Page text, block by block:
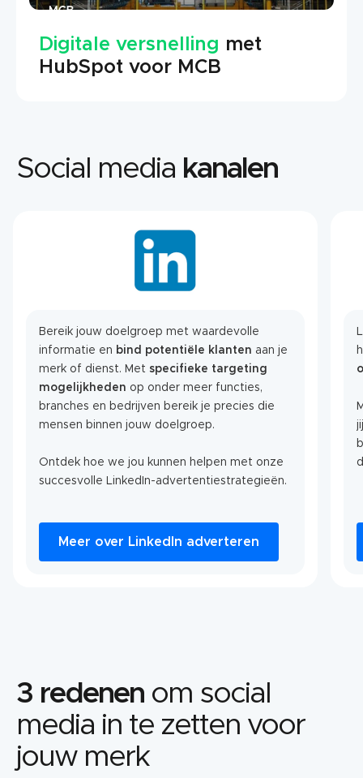
Digitale versnelling met
HubSpot voor MCB
Social media kanalen
Bereik jouw doelgroep met waardevolle
informatie en bind potentiële klanten aan je
merk of dienst. Met specifieke targeting
mogelijkheden op onder meer functies,
branches en bedrijven bereik je precies die
mensen binnen jouw doelgroep.
Ontdek hoe we jou kunnen helpen met onze
succesvolle LinkedIn-advertentiestrategieën.
Meer over LinkedIn adverteren
3 redenen om social
media in te zetten voor
jouw merk